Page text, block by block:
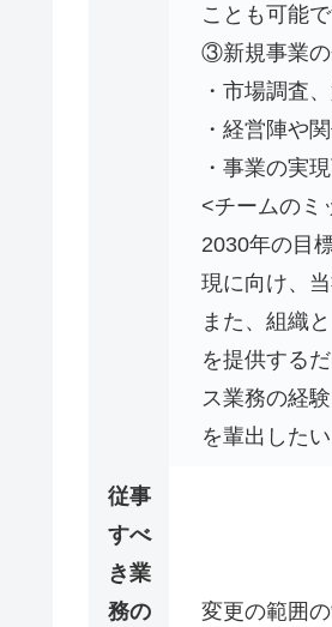
ことも可能で
③新規事業
・市場調査
・経営陣や
・事業の実
<チームのミ
2030年の目
現に向け、
また、組織
を提供する
ス業務の経
を輩出した
従事
すべ
き業
務の
変更の範囲